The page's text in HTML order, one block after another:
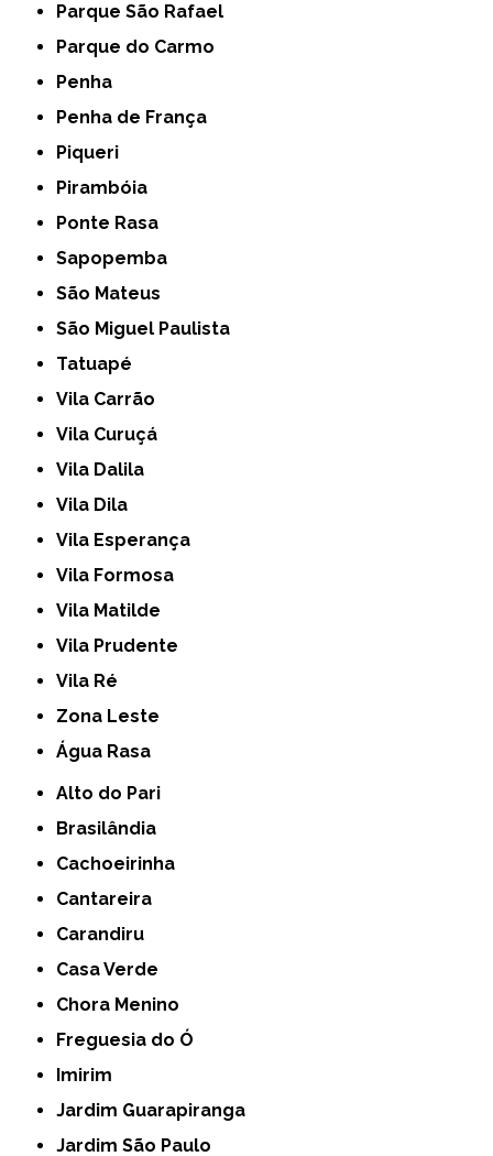
Parque São Rafael
Parque do Carmo
Penha
Penha de França
Piqueri
Pirambóia
Ponte Rasa
Sapopemba
São Mateus
São Miguel Paulista
Tatuapé
Vila Carrão
Vila Curuçá
Vila Dalila
Vila Dila
Vila Esperança
Vila Formosa
Vila Matilde
Vila Prudente
Vila Ré
Zona Leste
Água Rasa
Alto do Pari
Brasilândia
Cachoeirinha
Cantareira
Carandiru
Casa Verde
Chora Menino
Freguesia do Ó
Imirim
Jardim Guarapiranga
Jardim São Paulo